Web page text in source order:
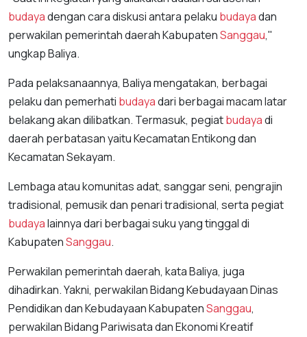
budayadengan cara diskusi antara pelaku budayadan
perwakilan pemerintah daerah KabupatenSanggau,"
ungkap Baliya.
Pada pelaksanaannya, Baliya mengatakan, berbagai
pelaku dan pemerhati budayadari berbagai macam latar
belakang akan dilibatkan. Termasuk, pegiatbudayadi
daerah perbatasan yaitu Kecamatan Entikong dan
Kecamatan Sekayam.
Lembaga atau komunitas adat, sanggar seni, pengrajin
tradisional, pemusik dan penari tradisional, serta pegiat
budayalainnya dari berbagai suku yang tinggal di
KabupatenSanggau.
Perwakilan pemerintah daerah, kata Baliya, juga
dihadirkan. Yakni, perwakilan Bidang Kebudayaan Dinas
Pendidikan dan Kebudayaan KabupatenSanggau,
perwakilan Bidang Pariwisata dan Ekonomi Kreatif